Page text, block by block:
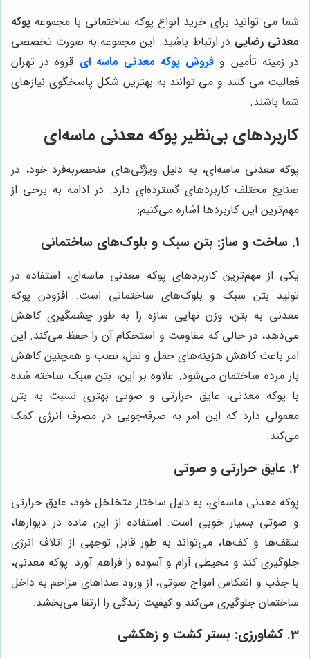
شما می توانید برای خرید انواع پوکه ساختمانی با مجموعه پوکه
معدنی رضایی در ارتباط باشید. این مجموعه به صورت تخصصی
در زمینه تأمین و فروش پوکه معدنی ماسه ای قروه در تهران
فعالیت می کنند و می توانند به بهترین شکل پاسخگوی نیازهای
شما باشند.
کاربردهای بی‌نظیر پوکه معدنی ماسه‌ای
پوکه معدنی ماسه‌ای، به دلیل ویژگی‌های منحصربه‌فرد خود، در
صنایع مختلف کاربردهای گسترده‌ای دارد. در ادامه به برخی از
مهم‌ترین این کاربردها اشاره می‌کنیم:
1. ساخت و ساز: بتن سبک و بلوک‌های ساختمانی
یکی از مهم‌ترین کاربردهای پوکه معدنی ماسه‌ای، استفاده در
تولید بتن سبک و بلوک‌های ساختمانی است. افزودن پوکه
معدنی به بتن، وزن نهایی سازه را به طور چشمگیری کاهش
می‌دهد، در حالی که مقاومت و استحکام آن را حفظ می‌کند. این
امر باعث کاهش هزینه‌های حمل و نقل، نصب و همچنین کاهش
بار مرده ساختمان می‌شود. علاوه بر این، بتن سبک ساخته شده
با پوکه معدنی، عایق حرارتی و صوتی بهتری نسبت به بتن
معمولی دارد که این امر به صرفه‌جویی در مصرف انرژی کمک
می‌کند.
2. عایق حرارتی و صوتی
پوکه معدنی ماسه‌ای، به دلیل ساختار متخلخل خود، عایق حرارتی
و صوتی بسیار خوبی است. استفاده از این ماده در دیوارها،
سقف‌ها و کف‌ها، می‌تواند به طور قابل توجهی از اتلاف انرژی
جلوگیری کند و محیطی آرام و آسوده را فراهم آورد. پوکه معدنی،
با جذب و انعکاس امواج صوتی، از ورود صداهای مزاحم به داخل
ساختمان جلوگیری می‌کند و کیفیت زندگی را ارتقا می‌بخشد.
3. کشاورزی: بستر کشت و زهکشی